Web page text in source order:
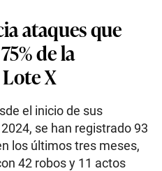
ataques que
de la
X
el inicio de sus
se han registrado 93
los últimos tres meses,
42 robos y 11 actos